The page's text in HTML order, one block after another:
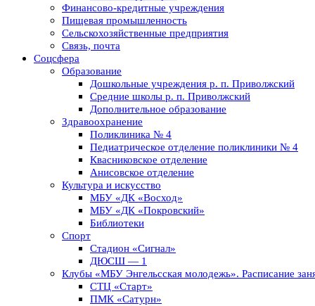
Финансово-кредитные учреждения
Пищевая промышленность
Сельскохозяйственные предприятия
Связь, почта
Соцсфера
Образование
Дошкольные учреждения р. п. Приволжский
Средние школы р. п. Приволжский
Дополнительное образование
Здравоохранение
Поликлиника № 4
Педиатрическое отделение поликлиники № 4
Квасниковское отделение
Анисовское отделение
Культура и искусство
МБУ «ДК «Восход»
МБУ «ДК «Покровский»
Библиотеки
Спорт
Стадион «Сигнал»
ДЮСШ — 1
Клубы «МБУ Энгельсская молодежь». Расписание
СТЦ «Старт»
ПМК «Сатурн»